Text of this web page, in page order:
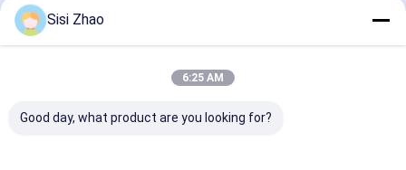
Sisi Zhao
6:25 AM
Good day, what product are you looking for?